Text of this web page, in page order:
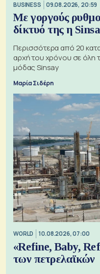
BUSINESS 09.08.2026, 20:59
Με γοργούς
δίκτυό της η
Περισσότερα από 20
αρχή του χρόνου σε όλη
μόδας Sinsay
Μαρία Σιδέρη
WORLD 10.08.2026, 07:00
«Refine, Baby,
των πετρελαϊκών